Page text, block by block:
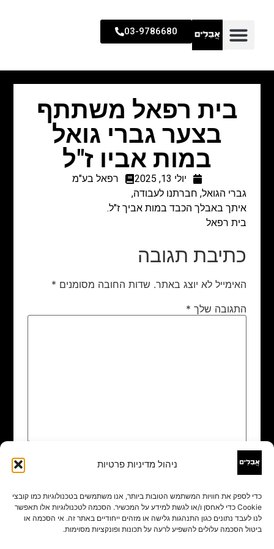
ניהול מדיניות פרטיות
כדי לספק את חוויות המשתמש הטובות ביותר, אנו משתמשים בטכנולוגיות כמו קובצי
Cookie כדי לאחסן ו/או לגשת למידע על המכשיר. הסכמה לטכנולוגיות אלו תאפשר
לנו לעבד נתונים כגון התנהגות גלישה או מזהים ייחודיים באתר זה. אי הסכמה או
ביטול הסכמה עלולים להשפיע לרעה על תכונות ופונקציות מסוימות.
03-9786680
בית רפאל משתתף
בצער גברי גואל
במות אביו ז"ל
יולי 13, 2025
רפאל בע"מ
גברי הגואל, חברתנו לעבודה,
איתך באבלך הכבד במות אביך ז"ל.
בית רפאל
כתיבת תגובה
האימייל לא יוצג באתר. שדות החובה מסומנים *
התגובה שלך *
שם
אימייל*